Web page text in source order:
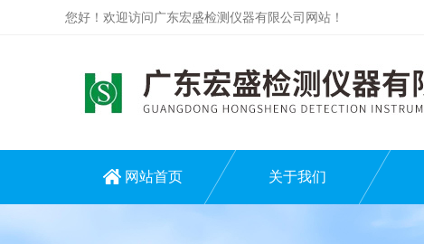
您好！欢迎访问广东宏盛检测仪器有限公司网站！
网站首页 关于我们